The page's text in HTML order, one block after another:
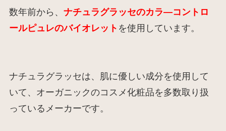
数年前から、 ナチュラグラッセのカラ―コントロ
ールピュレのバイオレット を使用しています。
ナチュラグラッセは、肌に優しい成分を使用して
いて、オーガニックのコスメ化粧品を多数取り扱
っているメーカーです。